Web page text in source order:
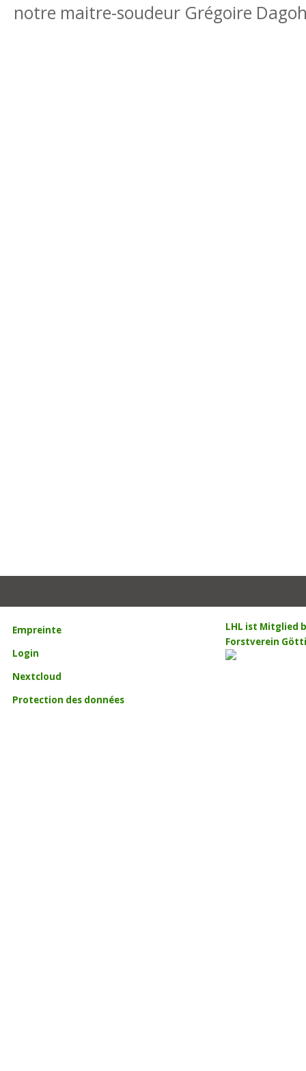
notre maitre-soudeur Grégoire
Empreinte
Login
Nextcloud
Protection des données
LHL ist Mitglied
Forstverein